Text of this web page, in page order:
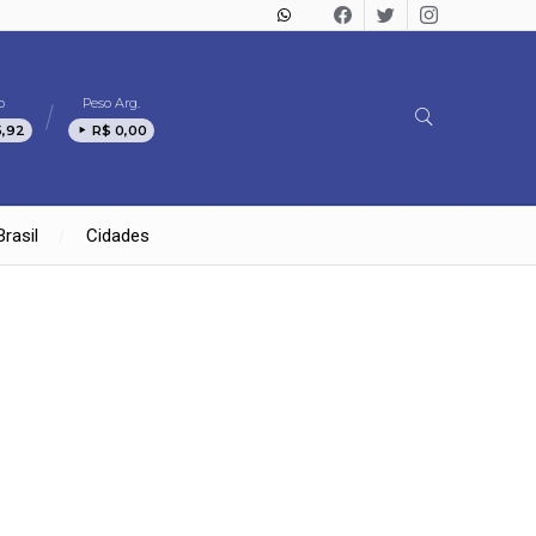
Peso Arg.
R$ 0,00
Cidades